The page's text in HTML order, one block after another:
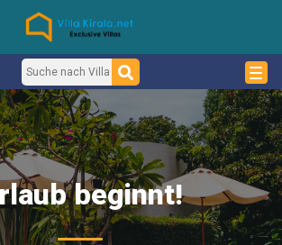
beginnt!